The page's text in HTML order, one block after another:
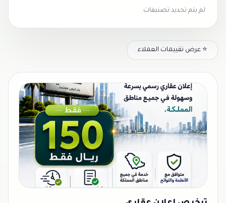
لم يتم تحديد تصنيفات.
⭐ عرض تقييمات العملاء